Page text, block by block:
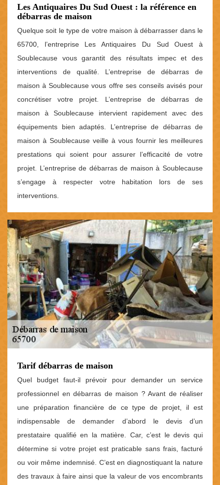
Les Antiquaires Du Sud Ouest : la référence en
débarras de maison
Quelque soit le type de votre maison à débarrasser dans le
65700, l’entreprise Les Antiquaires Du Sud Ouest à
Soublecause vous garantit des résultats impec et des
interventions de qualité. L’entreprise de débarras de
maison à Soublecause vous offre ses conseils avisés pour
concrétiser votre projet. L’entreprise de débarras de
maison à Soublecause intervient rapidement avec des
équipements bien adaptés. L’entreprise de débarras de
maison à Soublecause veille à vous fournir les meilleures
prestations qui soient pour assurer l’efficacité de votre
projet. L’entreprise de débarras de maison à Soublecause
s’engage à respecter votre habitation lors de ses
interventions.
Tarif débarras de maison
Quel budget faut-il prévoir pour demander un service
professionnel en débarras de maison ? Avant de réaliser
une préparation financière de ce type de projet, il est
indispensable de demander d’abord le devis d’un
prestataire qualifié en la matière. Car, c’est le devis qui
détermine si votre projet est praticable sans frais, facturé
ou voir même indemnisé. C’est en diagnostiquant la nature
des travaux à faire ainsi que la valeur de vos encombrants